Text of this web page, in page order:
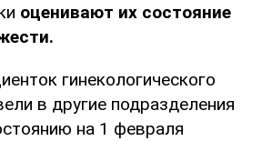
оценивают их состояние
гинекологического
в другие подразделения
на 1 февраля